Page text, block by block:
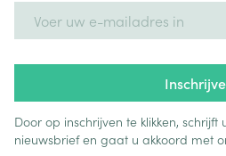
Door op inschrijven te klikken, schrijft
nieuwsbrief en gaat u akkoord met